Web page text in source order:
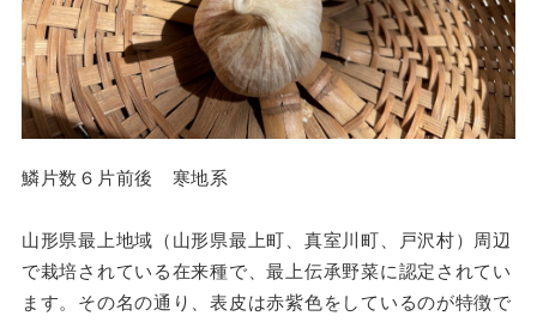
鱗片数６片前後 寒地系
山形県最上地域（山形県最上町、真室川町、戸沢村）周辺
で栽培されている在来種で、最上伝承野菜に認定されてい
ます。その名の通り、表皮は赤紫色をしているのが特徴で